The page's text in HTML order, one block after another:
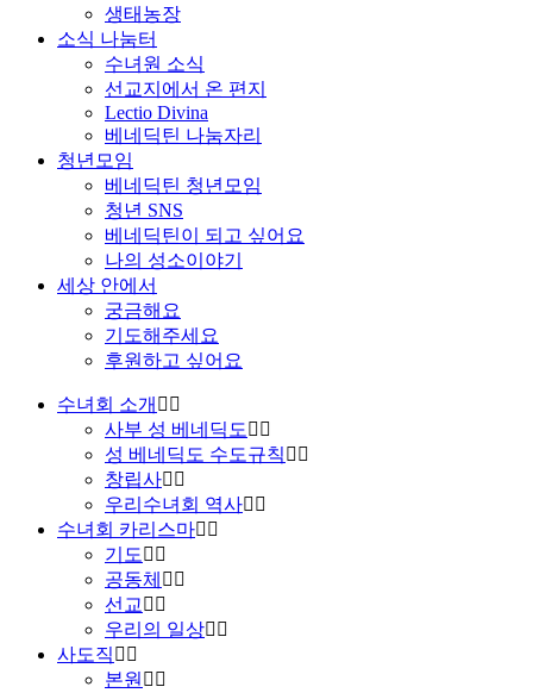
생태농장
소식 나눔터
수녀원 소식
선교지에서 온 편지
Lectio Divina
베네딕틴 나눔자리
청년모임
베네딕틴 청년모임
청년 SNS
베네딕틴이 되고 싶어요
나의 성소이야기
세상 안에서
궁금해요
기도해주세요
후원하고 싶어요
수녀회 소개
사부 성 베네딕도
성 베네딕도 수도규칙
창립사
우리수녀회 역사
수녀회 카리스마
기도
공동체
선교
우리의 일상
사도직
본원